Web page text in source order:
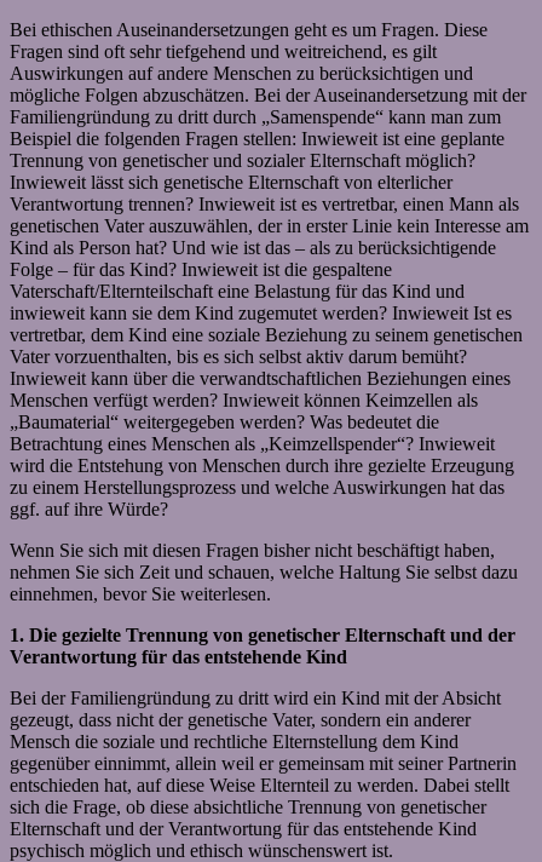
Bei ethischen Auseinandersetzungen geht es um Fragen. Diese
Fragen sind oft sehr tiefgehend und weitreichend, es gilt
Auswirkungen auf andere Menschen zu berücksichtigen und
mögliche Folgen abzuschätzen. Bei der Auseinandersetzung mit der
Familiengründung zu dritt durch „Samenspende“ kann man zum
Beispiel die folgenden Fragen stellen: Inwieweit ist eine geplante
Trennung von genetischer und sozialer Elternschaft möglich?
Inwieweit lässt sich genetische Elternschaft von elterlicher
Verantwortung trennen? Inwieweit ist es vertretbar, einen Mann als
genetischen Vater auszuwählen, der in erster Linie kein Interesse am
Kind als Person hat? Und wie ist das – als zu berücksichtigende
Folge – für das Kind? Inwieweit ist die gespaltene
Vaterschaft/Elternteilschaft eine Belastung für das Kind und
inwieweit kann sie dem Kind zugemutet werden? Inwieweit Ist es
vertretbar, dem Kind eine soziale Beziehung zu seinem genetischen
Vater vorzuenthalten, bis es sich selbst aktiv darum bemüht?
Inwieweit kann über die verwandtschaftlichen Beziehungen eines
Menschen verfügt werden? Inwieweit können Keimzellen als
„Baumaterial“ weitergegeben werden? Was bedeutet die
Betrachtung eines Menschen als „Keimzellspender“? Inwieweit
wird die Entstehung von Menschen durch ihre gezielte Erzeugung
zu einem Herstellungsprozess und welche Auswirkungen hat das
ggf. auf ihre Würde?
Wenn Sie sich mit diesen Fragen bisher nicht beschäftigt haben,
nehmen Sie sich Zeit und schauen, welche Haltung Sie selbst dazu
einnehmen, bevor Sie weiterlesen.
1. Die gezielte Trennung von genetischer Elternschaft und der
Verantwortung für das entstehende Kind
Bei der Familiengründung zu dritt wird ein Kind mit der Absicht
gezeugt, dass nicht der genetische Vater, sondern ein anderer
Mensch die soziale und rechtliche Elternstellung dem Kind
gegenüber einnimmt, allein weil er gemeinsam mit seiner Partnerin
entschieden hat, auf diese Weise Elternteil zu werden. Dabei stellt
sich die Frage, ob diese absichtliche Trennung von genetischer
Elternschaft und der Verantwortung für das entstehende Kind
psychisch möglich und ethisch wünschenswert ist.